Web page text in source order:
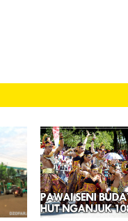
PAWAI SENI BUDAYA